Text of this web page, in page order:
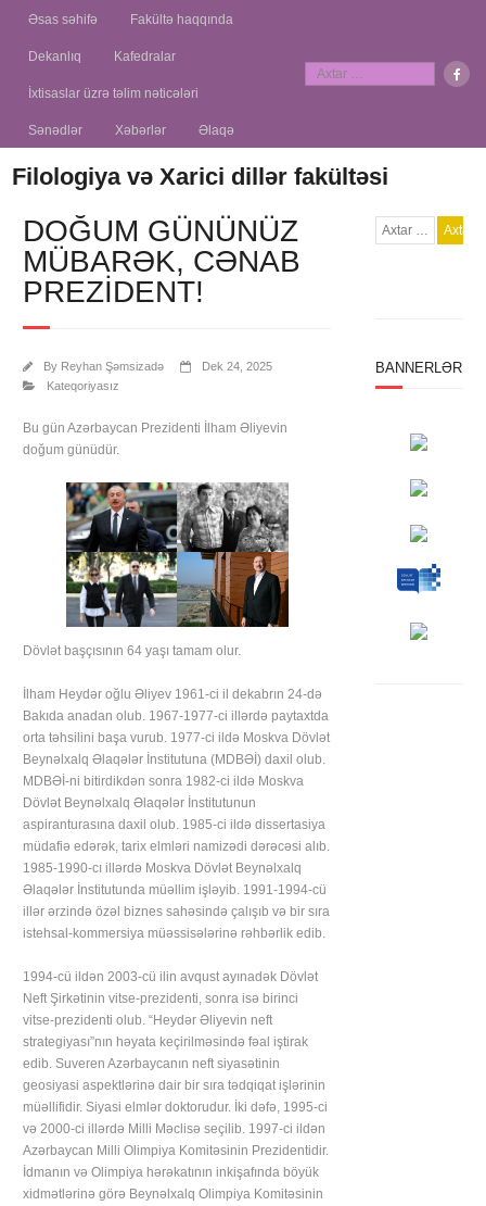
Əsas səhifə Fakültə haqqında
Dekanlıq Kafedralar
İxtisaslar üzrə təlim nəticələri
Sənədlər Xəbərlər Əlaqə
Filologiya və Xarici dillər fakültəsi
DOĞUM GÜNÜNÜZ
MÜBARƏK, CƏNAB
PREZIDENT!
By Reyhan Şəmsizadə
Dek 24, 2025
Kateqoriyasız
Bu gün Azərbaycan Prezidenti İlham Əliyevin
doğum günüdür.
Dövlət başçısının 64 yaşı tamam olur.
İlham Heydər oğlu Əliyev 1961-ci il dekabrın 24-də
Bakıda anadan olub. 1967-1977-ci illərdə paytaxtda
orta təhsilini başa vurub. 1977-ci ildə Moskva Dövlət
Beynəlxalq Əlaqələr İnstitutuna (MDBƏİ) daxil olub.
MDBƏİ-ni bitirdikdən sonra 1982-ci ildə Moskva
Dövlət Beynəlxalq Əlaqələr İnstitutunun
aspiranturasına daxil olub. 1985-ci ildə dissertasiya
müdafiə edərək, tarix elmləri namizədi dərəcəsi alıb.
1985-1990-cı illərdə Moskva Dövlət Beynəlxalq
Əlaqələr İnstitutunda müəllim işləyib. 1991-1994-cü
illər ərzində özəl biznes sahəsində çalışıb və bir sıra
istehsal-kommersiya müəssisələrinə rəhbərlik edib.
1994-cü ildən 2003-cü ilin avqust ayınadək Dövlət
Neft Şirkətinin vitse-prezidenti, sonra isə birinci
vitse-prezidenti olub. “Heydər Əliyevin neft
strategiyası”nın həyata keçirilməsində fəal iştirak
edib. Suveren Azərbaycanın neft siyasətinin
geosiyasi aspektlərinə dair bir sıra tədqiqat işlərinin
müəllifidir. Siyasi elmlər doktorudur. İki dəfə, 1995-ci
və 2000-ci illərdə Milli Məclisə seçilib. 1997-ci ildən
Azərbaycan Milli Olimpiya Komitəsinin Prezidentidir.
İdmanın və Olimpiya hərəkatının inkişafında böyük
xidmətlərinə görə Beynəlxalq Olimpiya Komitəsinin
BANNERLƏR